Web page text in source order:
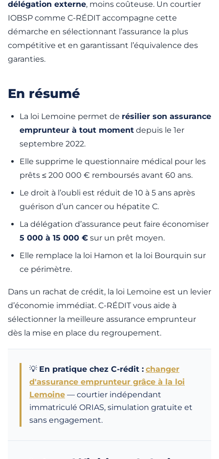
délégation externe, moins coûteuse. Un courtier
IOBSP comme C-RÉDIT accompagne cette
démarche en sélectionnant l’assurance la plus
compétitive et en garantissant l’équivalence des
garanties.
En résumé
La loi Lemoine permet de résilier son assurance
emprunteur à tout moment depuis le 1er
septembre 2022.
Elle supprime le questionnaire médical pour les
prêts ≤ 200 000 € remboursés avant 60 ans.
Le droit à l’oubli est réduit de 10 à 5 ans après
guérison d’un cancer ou hépatite C.
La délégation d’assurance peut faire économiser
5 000 à 15 000 € sur un prêt moyen.
Elle remplace la loi Hamon et la loi Bourquin sur
ce périmètre.
Dans un rachat de crédit, la loi Lemoine est un levier
d’économie immédiat. C-RÉDIT vous aide à
sélectionner la meilleure assurance emprunteur
dès la mise en place du regroupement.
💡 En pratique chez C-rédit : changer
d'assurance emprunteur grâce à la loi
Lemoine — courtier indépendant
immatriculé ORIAS, simulation gratuite et
sans engagement.